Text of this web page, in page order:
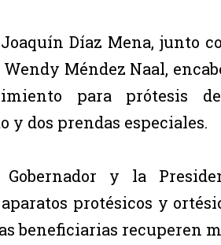
Díaz Mena, junto
Méndez Naal,
para prótesis
dos prendas especiales.
y la
protésicos y
beneficiarias recuperen